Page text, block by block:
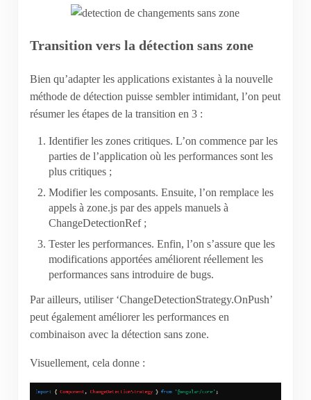
Transition vers la détection sans zone
Bien qu’adapter les applications existantes à la nouvelle
méthode de détection puisse sembler intimidant, l’on peut
résumer les étapes de la transition en 3 :
Identifier les zones critiques. L’on commence par les
parties de l’application où les performances sont les
plus critiques ;
Modifier les composants. Ensuite, l’on remplace les
appels à zone.js par des appels manuels à
ChangeDetectionRef ;
Tester les performances. Enfin, l’on s’assure que les
modifications apportées améliorent réellement les
performances sans introduire de bugs.
Par ailleurs, utiliser ‘ChangeDetectionStrategy.OnPush’
peut également améliorer les performances en
combinaison avec la détection sans zone.
Visuellement, cela donne :